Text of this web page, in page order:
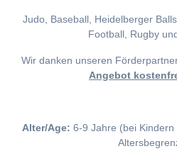
Judo, Baseball, Heidelberger
Football, Rugby
Wir danken unseren
Angebot
Alter/Age: 6-9 Jahre (bei